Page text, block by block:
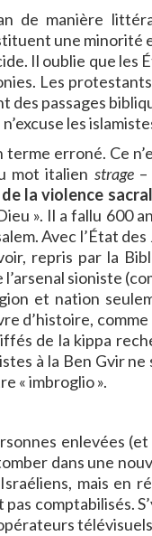
de manière
une
Il oublie que
Les
passages
les
terme erroné. Ce
mot italien strage–
la violence
». Il a fallu 600
Avec l’État
repris par la
sioniste
et nation
d’histoire,
de la kippa
à la Ben Gvir
« imbroglio ».
enlevées
dans une
mais en
comptabilisés.